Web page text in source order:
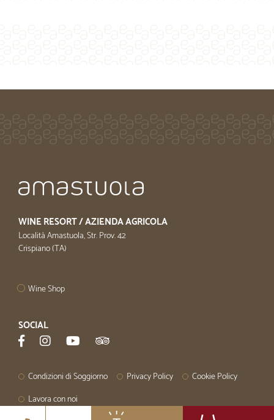
WINE RESORT / AZIENDA AGRICOLA
Località Amastuola, Str. Prov. 42
Crispiano (TA)
Wine Shop
SOCIAL
Condizioni di Soggiorno Privacy Policy
Cookie Policy
Lavora con noi